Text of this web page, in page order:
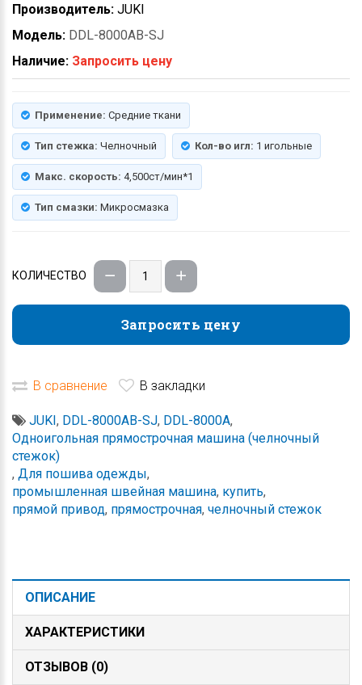
Производитель: JUKI
Модель: DDL-8000AB-SJ
Наличие: Запросить цену
Применение: Средние ткани
Тип стежка: Челночный Кол-во игл: 1 игольные
Макс. скорость: 4,500ст/мин*1
Тип смазки: Микросмазка
КОЛИЧЕСТВО
Запросить цену
Запросить цену
В сравнение В закладки
JUKI, DDL-8000AB-SJ, DDL-8000A,
Одноигольная прямострочная машина (челночный
стежок)
, Для пошива одежды,
промышленная швейная машина, купить,
прямой привод, прямострочная, челночный стежок
ОПИСАНИЕ
ХАРАКТЕРИСТИКИ
ОТЗЫВОВ (0)